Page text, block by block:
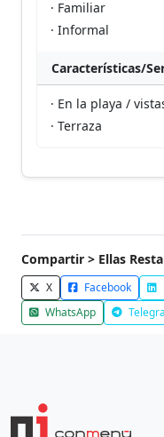
· Familiar
· Informal
Características/
· En la playa /
· Terraza
Compartir > Ellas
X Facebook
WhatsApp